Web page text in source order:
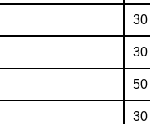
30
30
50
30